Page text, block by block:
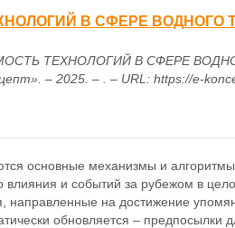
В СФЕРЕ ВОДНОГО
ТЕХНОЛОГИЙ В СФЕРЕ
– 2025. – . – URL: https://e-
основные механизмы и
влияния и событий за рубежом в
на достижение
обновляется – предпосылки